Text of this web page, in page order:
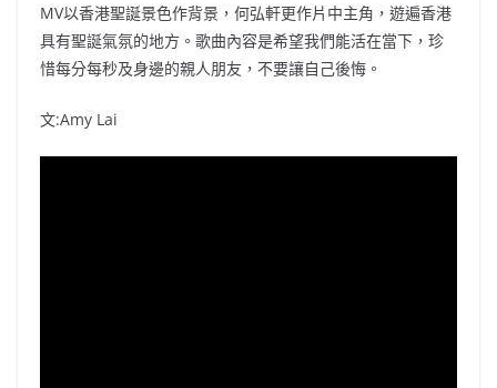
MV以香港聖誕景色作背景，何弘軒更作片中主角，遊遍香港
具有聖誕氣氛的地方。歌曲內容是希望我們能活在當下，珍
惜每分每秒及身邊的親人朋友，不要讓自己後悔。
文:Amy Lai